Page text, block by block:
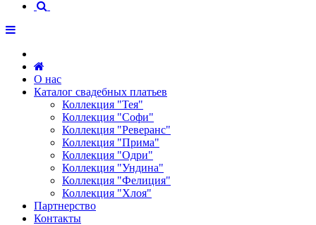
О нас
Каталог свадебных платьев
Коллекция "Тея"
Коллекция "Софи"
Коллекция "Реверанс"
Коллекция "Прима"
Коллекция "Одри"
Коллекция "Ундина"
Коллекция "Фелиция"
Коллекция "Хлоя"
Партнерство
Контакты